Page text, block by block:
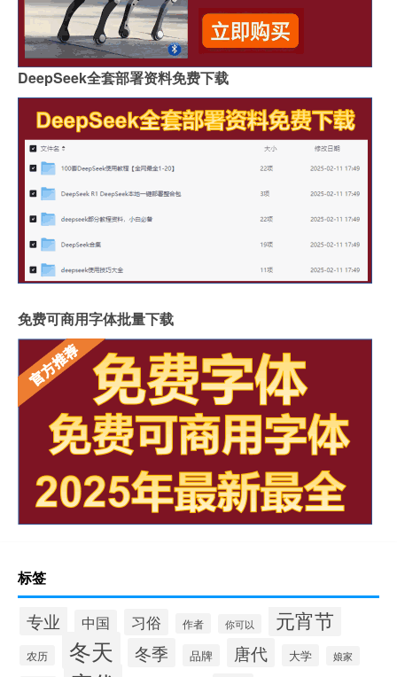
DeepSeek全套部署资料免费下载
免费可商用字体批量下载
标签
专业 中国 习俗 作者 你可以 元宵节
农历 冬天 冬季 品牌 唐代 大学 娘家